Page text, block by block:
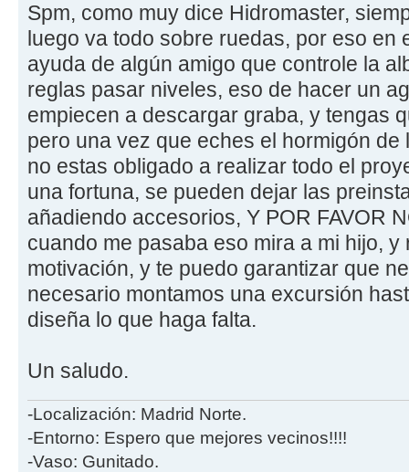
Spm, como muy dice Hidromaster,
luego va todo sobre ruedas, por eso en
ayuda de algún amigo que controle la
reglas pasar niveles, eso de hacer un
empiecen a descargar graba, y tengas
pero una vez que eches el hormigón de
no estas obligado a realizar todo el
una fortuna, se pueden dejar las
añadiendo accesorios, Y POR FAVOR
cuando me pasaba eso mira a mi hijo,
motivación, y te puedo garantizar que
necesario montamos una excursión
diseña lo que haga falta.
Un saludo.
-Localización: Madrid Norte.
-Entorno: Espero que mejores vecinos!!!!
-Vaso: Gunitado.